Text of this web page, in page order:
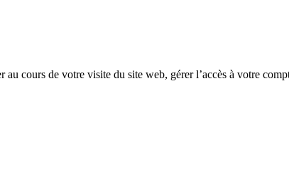
cours de votre visite du site web, gérer l’accès à votre